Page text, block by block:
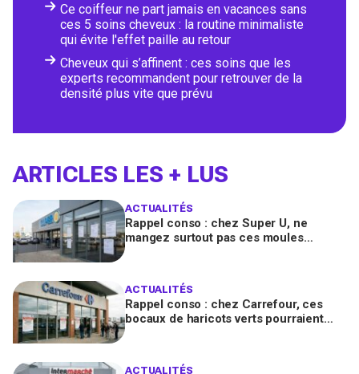
Ce coiffeur ne part jamais en vacances sans
ces 5 soins cheveux : la routine minimaliste
qui évite l'effet paille au retour
Cheveux qui s’affinent : ces soins que les
experts recommandent pour retrouver de la
densité plus vite que prévu
ARTICLES LES + LUS
ACTUALITÉS
Rappel conso : chez Super U, ne
mangez surtout pas ces moules
ACTUALITÉS
Rappel conso : chez Carrefour, ces
bocaux de haricots verts pourraient
ACTUALITÉS